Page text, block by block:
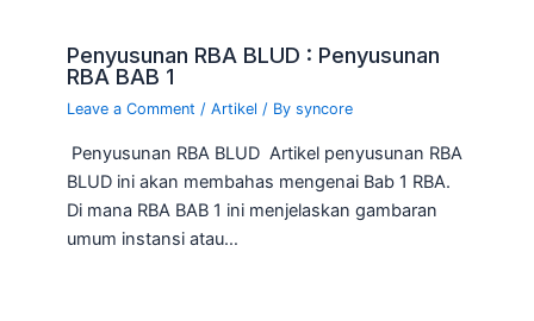
Penyusunan RBA BLUD : Penyusunan
RBA BAB 1
Leave a Comment /Artikel / Bysyncore
Penyusunan RBA BLUD Artikel penyusunan RBA
BLUD ini akan membahas mengenai Bab 1 RBA.
Di mana RBA BAB 1 ini menjelaskan gambaran
umum instansi atau…